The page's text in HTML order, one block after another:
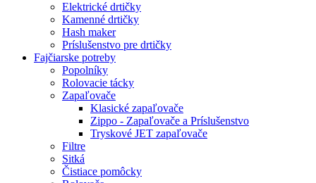
Elektrické drtičky
Kamenné drtičky
Hash maker
Príslušenstvo pre drtičky
Fajčiarske potreby
Popolníky
Rolovacie tácky
Zapaľovače
Klasické zapaľovače
Zippo - Zapaľovače a Príslušenstvo
Tryskové JET zapaľovače
Filtre
Sitká
Čistiace pomôcky